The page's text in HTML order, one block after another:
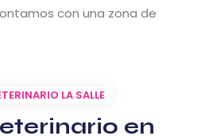
con una zona de
LA SALLE
en